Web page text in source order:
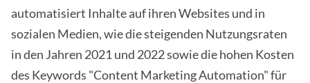
automatisiert Inhalte auf ihren Websites und in
sozialen Medien, wie die steigenden Nutzungsraten
in den Jahren 2021 und 2022 sowie die hohen Kosten
des Keywords "Content Marketing Automation" für